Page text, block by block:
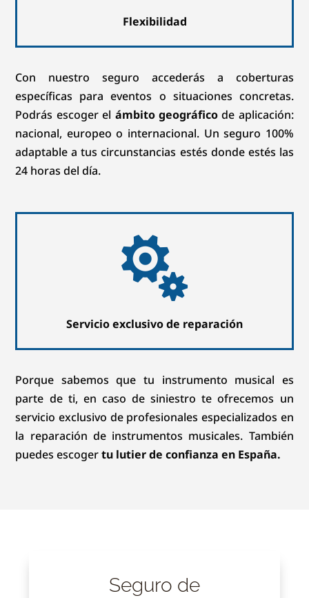
Flexibilidad
Con nuestro seguro accederás a coberturas
específicas para eventos o situaciones concretas.
Podrás escoger el ámbito geográficode aplicación:
nacional, europeo o internacional. Un seguro 100%
adaptable a tus circunstancias estés donde estés las
24 horas del día.

Servicio exclusivo de reparación
Porque sabemos que tu instrumento musical es
parte de ti, en caso de siniestro te ofrecemos un
servicio exclusivo de profesionales especializados en
la reparación de instrumentos musicales. También
puedes escogertu lutier de confianza en España.
Seguro de